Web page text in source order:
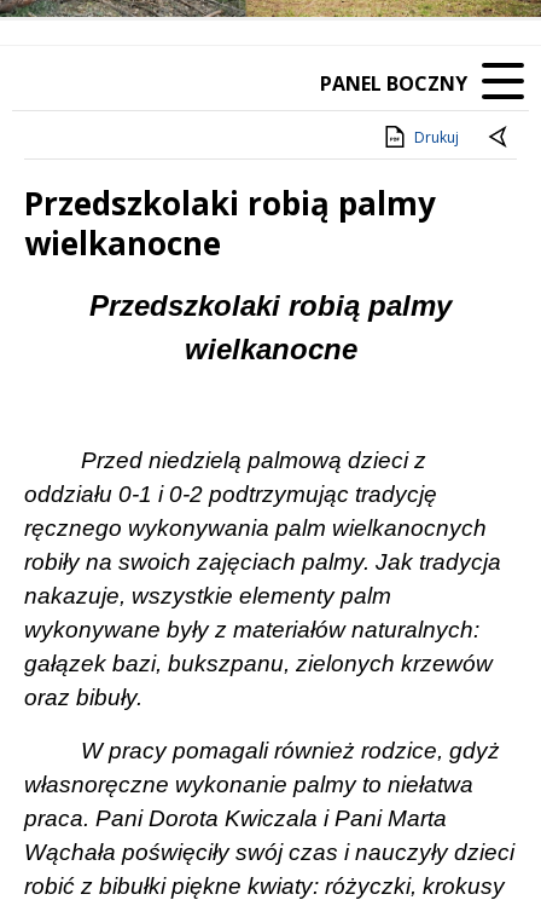
PANEL BOCZNY
Drukuj
Przedszkolaki robią palmy
wielkanocne
TreśćPrzedszkolaki robią palmy
wielkanocne
Przed niedzielą palmową dzieci z
oddziału 0-1 i 0-2 podtrzymując tradycję
ręcznego wykonywania palm wielkanocnych
robiły na swoich zajęciach palmy. Jak tradycja
nakazuje, wszystkie elementy palm
wykonywane były z materiałów naturalnych:
gałązek bazi, bukszpanu, zielonych krzewów
oraz bibuły.
W pracy pomagali również rodzice, gdyż
własnoręczne wykonanie palmy to niełatwa
praca. Pani Dorota Kwiczala i Pani Marta
Wąchała poświęciły swój czas i nauczyły dzieci
robić z bibułki piękne kwiaty: różyczki, krokusy